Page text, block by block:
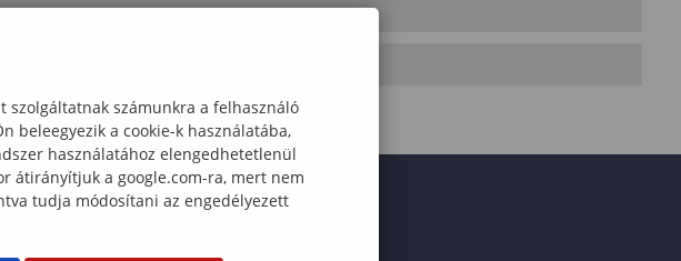
szolgáltatnak számunkra a felhasználó
beleegyezik a cookie-k használatába,
használatához elengedhetetlenül
átirányítjuk a google.com-ra, mert nem
tudja módosítani az engedélyezett